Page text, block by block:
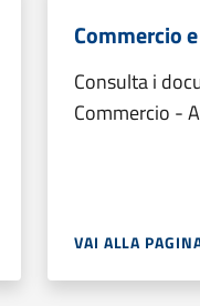
Commercio
Consulta i
Commercio -
VAI ALLA